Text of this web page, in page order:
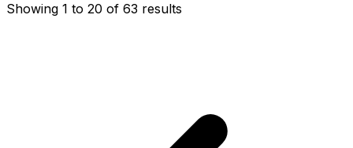
Showing 1 to 20 of 63 results